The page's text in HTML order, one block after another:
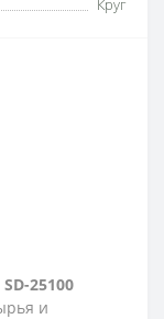
Круг
25100
и